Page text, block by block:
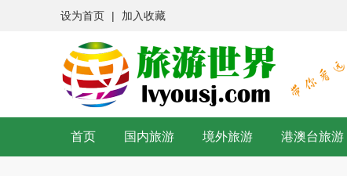
设为首页 | 加入收藏
首页 国内旅游 境外旅游 港澳台旅游